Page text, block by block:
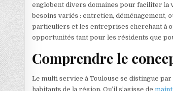
englobent divers domaines pour faciliter la
besoins variés : entretien, déménagement,
particuliers et les entreprises cherchant à
opportunités tant pour les résidents que
Comprendre le
Le multi service à Toulouse se distingue
habitants de la région. Qu’il s’agisse de